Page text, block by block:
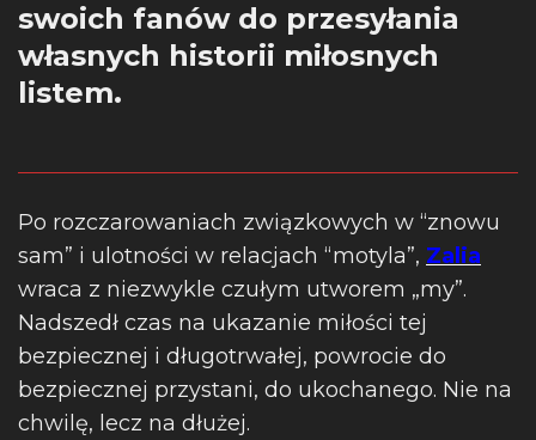
swoich fanów do przesyłania
własnych historii miłosnych
listem.
Po rozczarowaniach związkowych w “znowu
sam” i ulotności w relacjach “motyla”, Zalia
wraca z niezwykle czułym utworem „my”.
Nadszedł czas na ukazanie miłości tej
bezpiecznej i długotrwałej, powrocie do
bezpiecznej przystani, do ukochanego. Nie na
chwilę, lecz na dłużej.